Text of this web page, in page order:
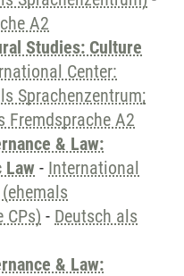
A2
Studies: Culture
Center:
Sprachenzentrum;
Fremdsprache A2
& Law:
Law - International
CPs) - Deutsch als
& Law: